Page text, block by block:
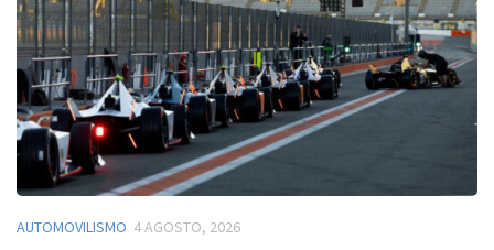
AUTOMOVILISMO 4 AGOSTO, 2026